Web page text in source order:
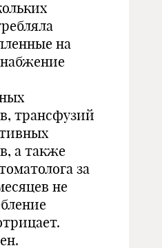
на
трансфузий
а также
за
не